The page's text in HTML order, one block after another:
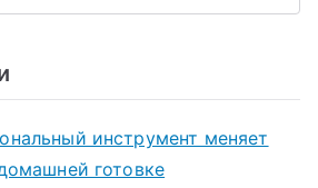
инструмент меняет
готовке